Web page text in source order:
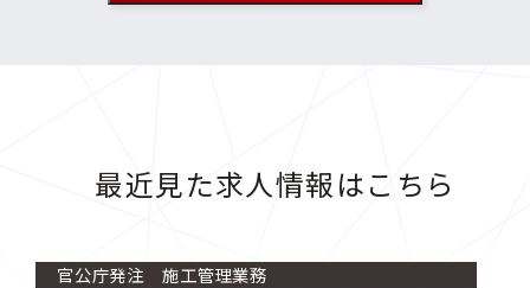
最近見た求人情報はこちら
官公庁発注 施工管理業務